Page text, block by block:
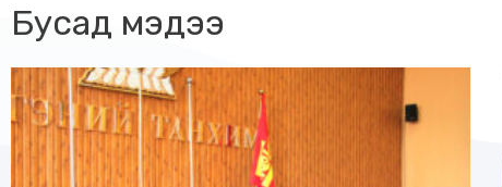
Бусад мэдээ